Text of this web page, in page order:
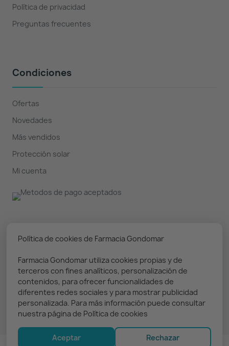
Política de privacidad
Preguntas frecuentes
Condiciones
Ofertas
Novedades
Más vendidos
Protección solar
Mi cuenta
Nuestro boletín
Puedes darte de baja en cualquier momento. Prometemos
solo enviar información relevante
Política de cookies de Farmacia Gondomar
Farmacia Gondomar utiliza cookies propias y de
terceros con fines analíticos, personalización de
contenidos, para ofrecer funcionalidades de
diferentes redes sociales y para mostrar publicidad
personalizada. Para más información puede consultar
nuestra página de Política de cookies
Aceptar Rechazar